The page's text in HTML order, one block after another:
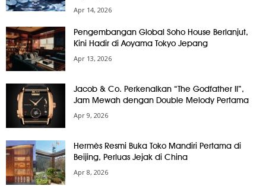
Apr 14, 2026
Pengembangan Global Soho House Berlanjut,
Kini Hadir di Aoyama Tokyo Jepang
Apr 13, 2026
Jacob & Co. Perkenalkan “The Godfather II”,
Jam Mewah dengan Double Melody Pertama
Apr 9, 2026
Hermès Resmi Buka Toko Mandiri Pertama di
Beijing, Perluas Jejak di China
Apr 8, 2026